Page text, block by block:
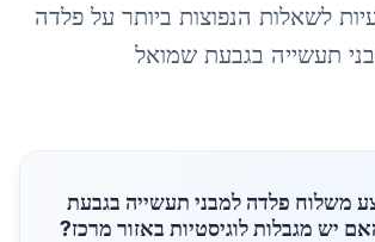
לשאלות הנפוצות ביותר על פלדה
תעשייה בגבעת שמואל
משלוח פלדה למבני תעשייה בגבעת
יש מגבלות לוגיסטיות באזור מרכז?